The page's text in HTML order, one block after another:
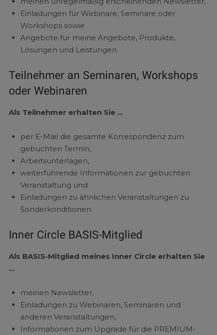
Einladungen für Webinare, Seminare oder
Workshops sowie
Angebote für meine Angebote, Produkte,
Lösungen und Leistungen.
Teilnehmer an Seminaren, Workshops
oder Webinaren
Als Teilnehmer erhalten Sie …
per E-Mail die gesamte Korrespondenz zum
gebuchten Termin,
Arbeitsunterlagen,
weiterführende Informationen zur gebuchten
Veranstaltung und
Einladungen zu ähnlichen Veranstaltungen zu
Sonderkonditionen.
Inner Circle BASIS-Mitglied
Als BASIS-Mitglied meines Inner Circle erhalten Sie
…
meinen Newsletter,
Einladungen zu Webinaren, Seminaren und
anderen Veranstaltungen,
Informationen zum Upgrade für die PREMIUM-